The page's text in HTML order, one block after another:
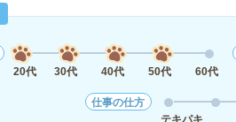
20代
30代 40代 50代 60代
仕事の仕方
テキパキ